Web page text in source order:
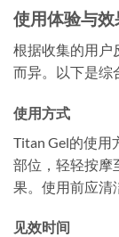
使用体验与
根据收集的用户
而异。以下是综
使用方式
Titan Gel的使用
部位，轻轻按摩
果。使用前应清
见效时间